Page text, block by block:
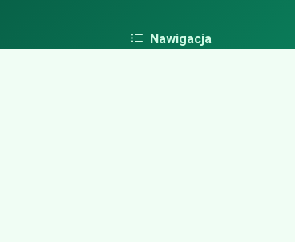
Nawigacja